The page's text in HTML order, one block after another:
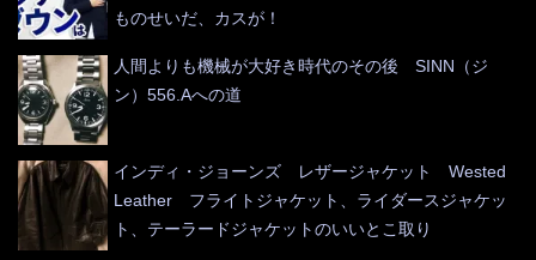
ものせいだ、カスが！
人間よりも機械が大好き時代のその後 SINN（ジ
ン）556.Aへの道
インディ・ジョーンズ レザージャケット Wested
Leather フライトジャケット、ライダースジャケッ
ト、テーラードジャケットのいいとこ取り